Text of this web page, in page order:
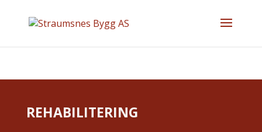
REHABILITERING